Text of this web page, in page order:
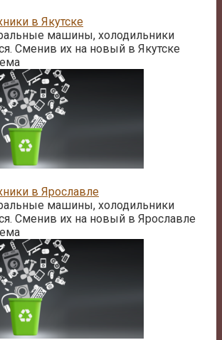
в Якутске
машины, холодильники
Сменив их на новый в Якутске
в Ярославле
машины, холодильники
Сменив их на новый в Ярославле